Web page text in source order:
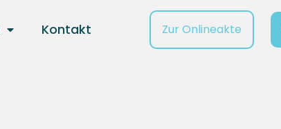
Kontakt Zur Onlineakte